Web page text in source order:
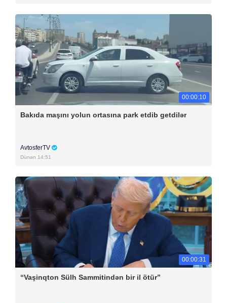
00:00:10
Bakıda maşını yolun ortasına park etdib getdilər
AvtosferTV
Dünən 14:51
00:00:31
“Vaşinqton Sülh Sammitindən bir il ötür”